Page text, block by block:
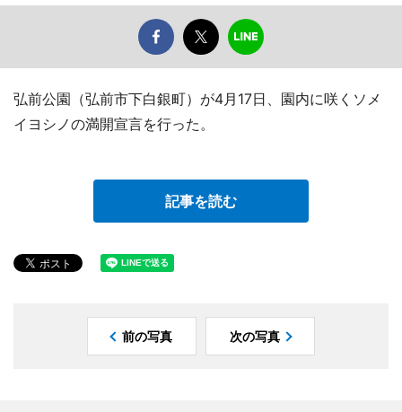
弘前公園（弘前市下白銀町）が4月17日、園内に咲くソメ
イヨシノの満開宣言を行った。
記事を読む
前の写真 次の写真